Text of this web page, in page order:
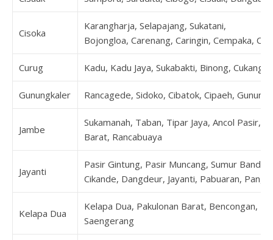
Cisoka
Karangharja, Selapajang, Sukatani,
Bojongloa, Carenang, Caringin, Cempaka,
Curug Kadu, Kadu Jaya, Sukabakti, Binong, Cukang
Gunungkaler Rancagede, Sidoko, Cibatok, Cipaeh,
Jambe
Sukamanah, Taban, Tipar Jaya, Ancol Pasir,
Barat, Rancabuaya
Jayanti
Pasir Gintung, Pasir Muncang, Sumur
Cikande, Dangdeur, Jayanti, Pabuaran,
Kelapa Dua
Kelapa Dua, Pakulonan Barat, Bencongan,
Saengerang